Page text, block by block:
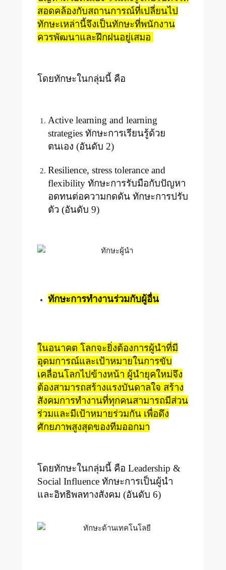
สอดคล้องกับสถานการณ์ที่เปลี่ยนไป
ทักษะเหล่านี้จึงเป็นทักษะที่พนักงาน
ควรพัฒนาและฝึกฝนอยู่เสมอ
โดยทักษะในกลุ่มนี้ คือ
Active learning and learning
strategies ทักษะการเรียนรู้ด้วย
ตนเอง (อันดับ 2)
Resilience, stress tolerance and
flexibility ทักษะการรับมือกับปัญหา
อดทนต่อความกดดัน ทักษะการปรับ
ตัว (อันดับ 9)
ทักษะการทำงานร่วมกับผู้อื่น
ในอนาคต โลกจะยิ่งต้องการผู้นำที่มี
อุดมการณ์และเป้าหมายในการขับ
เคลื่อนโลกไปข้างหน้า ผู้นำยุคใหม่จึง
ต้องสามารถสร้างแรงบันดาลใจ สร้าง
สังคมการทำงานที่ทุกคนสามารถมีส่วน
ร่วมและมีเป้าหมายร่วมกัน เพื่อดึง
ศักยภาพสูงสุดของทีมออกมา
โดยทักษะในกลุ่มนี้ คือ Leadership &
Social Influence ทักษะการเป็นผู้นำ
และอิทธิพลทางสังคม (อันดับ 6)